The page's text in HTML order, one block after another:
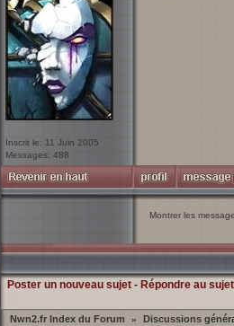
Inscrit le: 11 Juin 2005
Messages: 488
Montrer les
Poster un nouveau sujet- Répondre au sujet
Nwn2.fr Index du Forum » Discussions